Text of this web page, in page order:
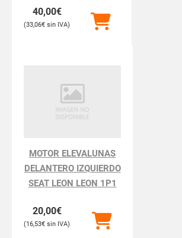
40,00€
33,06€
MOTOR ELEVALUNAS
DELANTERO IZQUIERDO
SEAT LEON LEON 1P1
20,00€
16,53€